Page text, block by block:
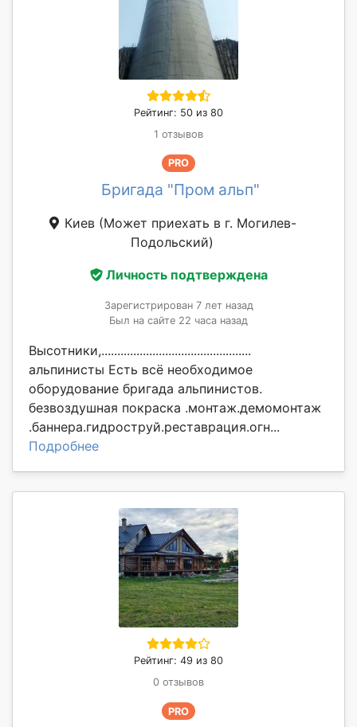
Рейтинг: 50 из 80
1 отзывов
PRO
Бригада "Пром альп"
Киев (Может приехать в г. Могилев-
Подольский)
Личность подтверждена
Зарегистрирован 7 лет назад
Был на сайте 22 часа назад
Высотники,...............................................
альпинисты Есть всё необходимое
оборудование бригада альпинистов.
безвоздушная покраска .монтаж.демомонтаж
.баннера.гидроструй.реставрация.огн...
Подробнее
Рейтинг: 49 из 80
0 отзывов
PRO